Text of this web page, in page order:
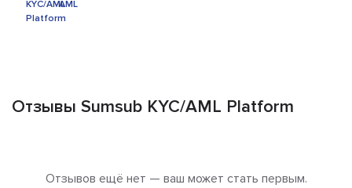
Отзывы Sumsub KYC/AML Platform
Отзывов ещё нет — ваш может стать первым.